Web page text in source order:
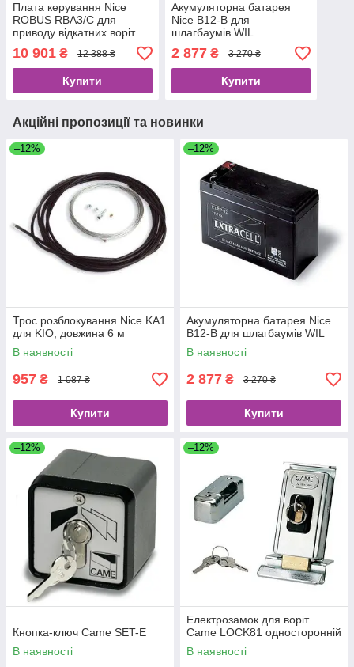
Плата керування Nice
ROBUS RBA3/С для
приводу відкатних воріт
RB600/RB1000
10 901 ₴ 12 388 ₴
Купити
Акумуляторна батарея
Nice B12-B для
шлагбаумів WIL
2 877₴ 3 270 ₴
Купити
Акційні пропозиції та новинки
–12%
Трос розблокування Nice KA1
для KIO, довжина 6 м
В наявності
957 ₴ 1 087 ₴
Купити
–12%
Акумуляторна батарея Nice
B12-B для шлагбаумів WIL
В наявності
2 877 ₴ 3 270 ₴
Купити
–12%
Кнопка-ключ Came SET-E
В наявності
–12%
Електрозамок для воріт
Came LOCK81 односторонній
В наявності